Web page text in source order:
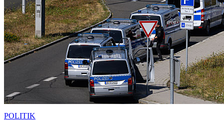
POLITIK